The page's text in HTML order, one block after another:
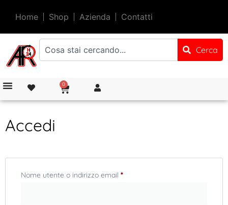
Home Shop Azienda Contatti
Cerca
0
Accedi
Nome utente o indirizzo email *